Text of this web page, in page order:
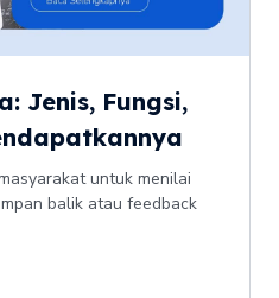
Jenis, Fungsi,
untuk menilai
balik atau feedback